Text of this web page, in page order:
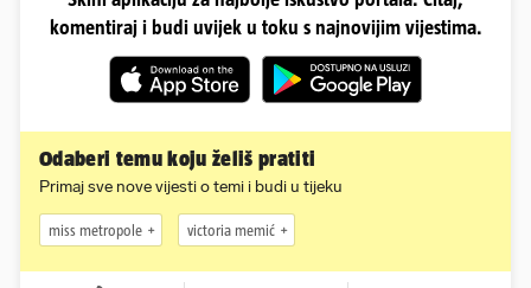
komentiraj i budi uvijek u toku s najnovijim vijestima.
Odaberi temu koju želiš pratiti
Primaj sve nove vijesti o temi i budi u tijeku
miss metropole victoria memić